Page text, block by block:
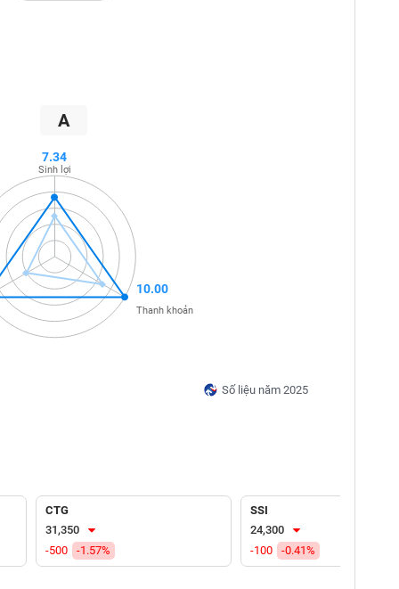
A
Số liệu năm 2025
7.34
Sinh lợi
10.00
Thanh khoản
CTG
31,350
-500
-1.57%
SSI
24,300
-100
-0.41%